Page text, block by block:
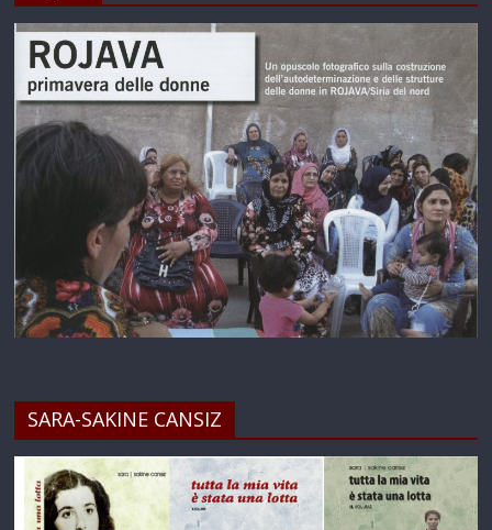
SARA-SAKINE CANSIZ